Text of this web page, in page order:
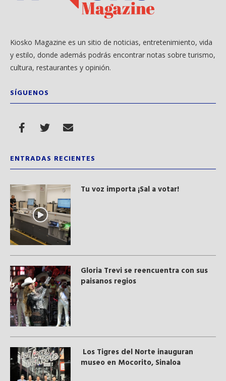
Kiosko Magazine es un sitio de noticias, entretenimiento, vida
y estilo, donde además podrás encontrar notas sobre turismo,
cultura, restaurantes y opinión.
SÍGUENOS
ENTRADAS RECIENTES
Tu voz importa ¡Sal a votar!
Gloria Trevi se reencuentra con sus
paisanos regios
Los Tigres del Norte inauguran
museo en Mocorito, Sinaloa